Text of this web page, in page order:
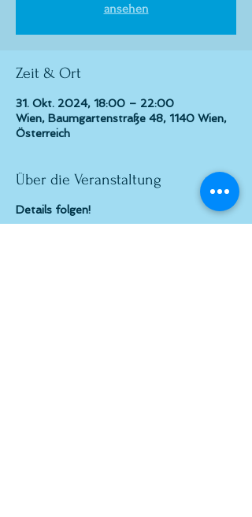
ansehen
Zeit & Ort
31. Okt. 2024, 18:00 – 22:00
Wien, Baumgartenstraße 48, 1140 Wien,
Österreich
Über die Veranstaltung
Details folgen!